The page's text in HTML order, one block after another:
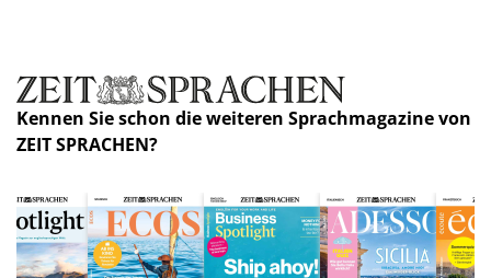
Kennen Sie schon die weiteren Sprachmagazine von
ZEIT SPRACHEN?